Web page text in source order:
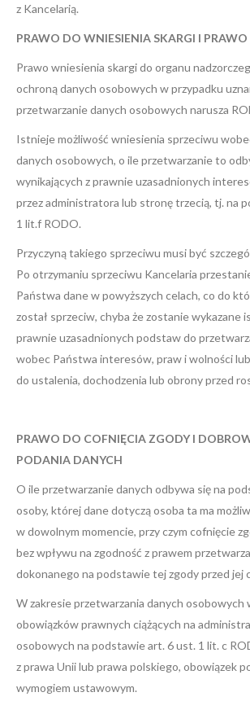
z Kancelarią.
PRAWO DO WNIESIENIA SKARGI I PRAWO
Prawo wniesienia skargi do organu
ochroną danych osobowych w przypadku
przetwarzanie danych osobowych narusza
Istnieje możliwość wniesienia sprzeciwu
danych osobowych, o ile przetwarzanie to
wynikających z prawnie uzasadnionych
przez administratora lub stronę trzecią, tj. na
1 lit.f RODO.
Przyczyną takiego sprzeciwu musi być
Po otrzymaniu sprzeciwu Kancelaria
Państwa dane w powyższych celach, co do
został sprzeciw, chyba że zostanie wykazane
prawnie uzasadnionych podstaw do
wobec Państwa interesów, praw i wolności
do ustalenia, dochodzenia lub obrony przed
PRAWO DO COFNIĘCIA ZGODY I
PODANIA DANYCH
O ile przetwarzanie danych odbywa się na
osoby, której dane dotyczą osoba ta ma
w dowolnym momencie, przy czym cofnięcie
bez wpływu na zgodność z prawem
dokonanego na podstawie tej zgody przed jej
W zakresie przetwarzania danych osobowych
obowiązków prawnych ciążących na
osobowych na podstawie art. 6 ust. 1 lit. c
z prawa Unii lub prawa polskiego, obowiązek
wymogiem ustawowym.